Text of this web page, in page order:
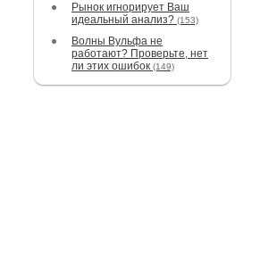
Рынок игнорирует Ваш
идеальный анализ? (153)
Волны Вульфа не
работают? Проверьте, нет
ли этих ошибок (149)